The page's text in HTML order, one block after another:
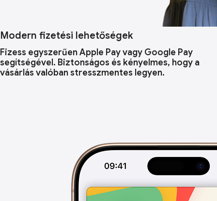
Modern fizetési lehetőségek
Fizess egyszerűen Apple Pay vagy Google Pay
segítségével. Biztonságos és kényelmes, hogy a
vásárlás valóban stresszmentes legyen.